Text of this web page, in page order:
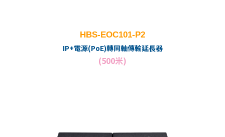
HBS-EOC101-P2
IP+電源(PoE)轉同軸傳輸延長器
(500米)